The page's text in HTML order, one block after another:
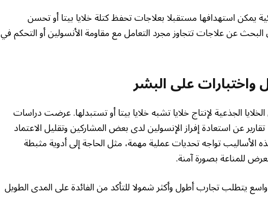
يمكن استهدافها مستقبلا بعلاجات تحفظ كتلة خلايا بيتا أو تحسن
البحث عن علاجات تتجاوز مجرد التعامل مع مقاومة الأنسولين أو التحكم في
واختبارات على البشر
الجذعية لإنتاج خلايا تشبه خلايا بيتا أو تستبدلها. عرضت دراسات
عن استعادة إفراز الإنسولين لدى بعض المشاركين وتقليل الاعتماد
الأساليب تواجه تحديات عملية مهمة، مثل الحاجة إلى أدوية مثبطة
للمناعة بصورة آمنة.
يتطلب تجارب أطول وأكثر شمولا للتأكد من الفائدة على المدى الطويل